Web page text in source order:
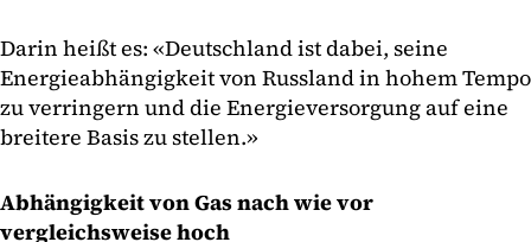
Darin heißt es: «Deutschland ist dabei, seine
Energieabhängigkeit von Russland in hohem Tempo
zu verringern und die Energieversorgung auf eine
breitere Basis zu stellen.»
Abhängigkeit von Gas nach wie vor
vergleichsweise hoch